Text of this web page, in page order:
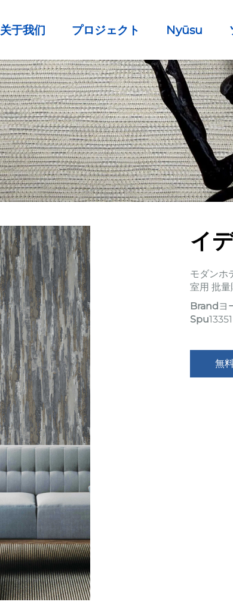
关于我们 プロジェクト Nyūsu
イ
モダンホ
室用 批
Brandヨ
Spu
無